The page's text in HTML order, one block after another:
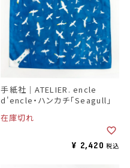
手紙社｜ATELIER. encle
d'encle・ハンカチ「Seagull」
在庫切れ
¥ 2,420 税込